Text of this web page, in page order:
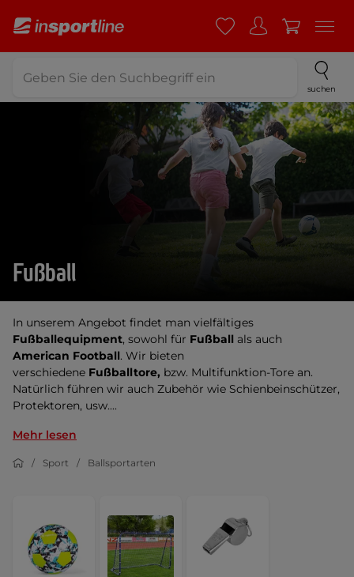
suchen
Fußball
In unserem Angebot findet man vielfältiges
Fußballequipment, sowohl für Fußball als auch
American Football. Wir bieten
verschiedene Fußballtore, bzw. Multifunktion-Tore an.
Natürlich führen wir auch Zubehör wie Schienbeinschützer,
Protektoren, usw....
Mehr lesen
Sport Ballsportarten